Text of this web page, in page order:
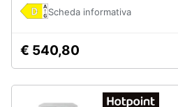
Vedi
Piccoli
Scheda informativa
€ 540,80